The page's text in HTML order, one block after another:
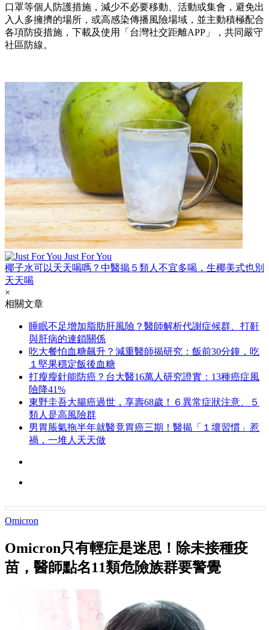
口罩等個人防護措施，減少不必要移動、活動或集會，避免出
入人多擁擠的場所，或高感染傳播風險場域，並主動積極配合
各項防疫措施，下載及使用「台灣社交距離APP」，共同嚴守
社區防線。
Just For You
椰子水可以天天喝嗎？中醫揭５類人不宜多喝，生椰美式也別
天天喝
×
相關文章
睡眠不足增加脂肪肝風險？醫師解析代謝症候群、打鼾
與肝病的連鎖關係
吃大餐怕血糖飆升？減重醫師揭研究：飯前30分鐘，吃
１堅果穩定飯後血糖
打瘦瘦針能防癌？台大醫16萬人研究證實：13種癌症風
險降41%
東野圭吾大腸癌過世，享壽68歲！６異常症狀注意、５
類人是高風險群
男胃脹氣拖半年就醫竟胃癌三期！醫揭「１壞習慣」惹
禍，一堆人天天做
Omicron
Omicron只有輕症是迷思！除未接種疫
苗，醫師點名11類危險族群要警覺